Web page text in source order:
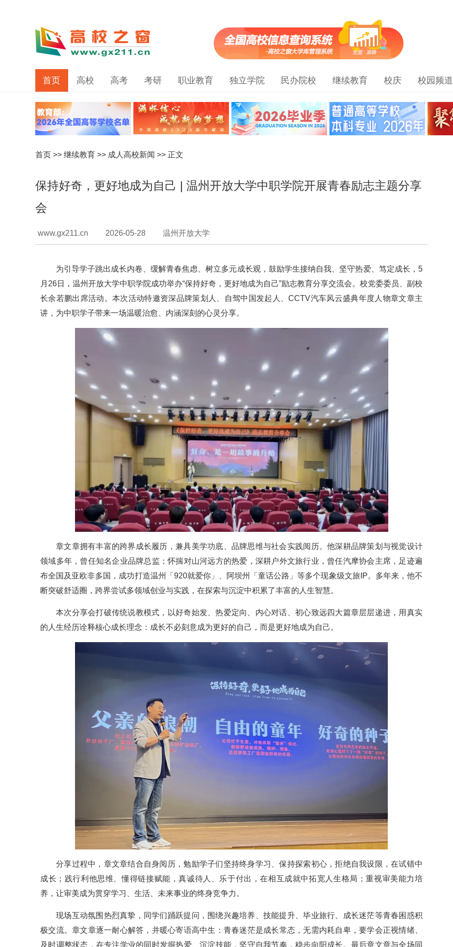
首页 高校 高考 考研 职业教育 独立学院 民办院校 继续教育 校庆 校园频道
首页 >> 继续教育 >> 成人高校新闻 >> 正文
保持好奇，更好地成为自己 | 温州开放大学中职学院开展青春励志主题分享
会
www.gx211.cn 2026-05-28 温州开放大学
为引导学子跳出成长内卷、缓解青春焦虑、树立多元成长观，鼓励学生接纳自我、坚守热爱、笃定成长，5
月26日，温州开放大学中职学院成功举办“保持好奇，更好地成为自己”励志教育分享交流会。校党委委员、副校
长余若鹏出席活动。本次活动特邀资深品牌策划人、自驾中国发起人、CCTV汽车风云盛典年度人物章文章主
讲，为中职学子带来一场温暖治愈、内涵深刻的心灵分享。
章文章拥有丰富的跨界成长履历，兼具美学功底、品牌思维与社会实践阅历。他深耕品牌策划与视觉设计
领域多年，曾任知名企业品牌总监；怀揣对山河远方的热爱，深耕户外文旅行业，曾任汽摩协会主席，足迹遍
布全国及亚欧非多国，成功打造温州「920就爱你」、阿坝州「童话公路」等多个现象级文旅IP。多年来，他不
断突破舒适圈，跨界尝试多领域创业与实践，在探索与沉淀中积累了丰富的人生智慧。
本次分享会打破传统说教模式，以好奇始发、热爱定向、内心对话、初心致远四大篇章层层递进，用真实
的人生经历诠释核心成长理念：成长不必刻意成为更好的自己，而是更好地成为自己。
分享过程中，章文章结合自身阅历，勉励学子们坚持终身学习、保持探索初心，拒绝自我设限，在试错中
成长；践行利他思维、懂得链接赋能，真诚待人、乐于付出，在相互成就中拓宽人生格局；重视审美能力培
养，让审美成为贯穿学习、生活、未来事业的终身竞争力。
现场互动氛围热烈真挚，同学们踊跃提问，围绕兴趣培养、技能提升、毕业旅行、成长迷茫等青春困惑积
极交流。章文章逐一耐心解答，并暖心寄语高中生：青春迷茫是成长常态，无需内耗自卑，要学会正视情绪、
及时调整状态，在专注学业的同时发掘热爱、沉淀技能，坚守自我节奏，稳步向阳成长。最后章文章与全场同